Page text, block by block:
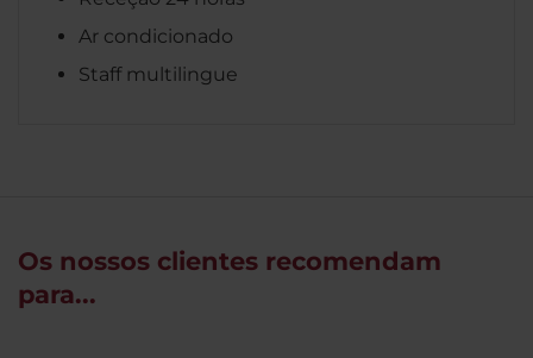
Ar condicionado
Staff multilingue
Os nossos clientes recomendam
para...